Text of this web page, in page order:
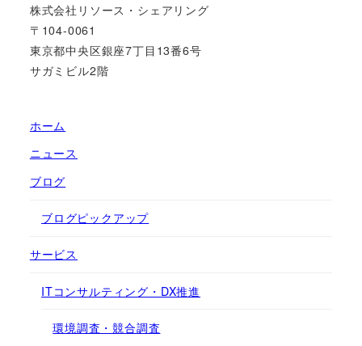
株式会社リソース・シェアリング
〒104-0061
東京都中央区銀座7丁目13番6号
サガミビル2階
ホーム
ニュース
ブログ
ブログピックアップ
サービス
ITコンサルティング・DX推進
環境調査・競合調査